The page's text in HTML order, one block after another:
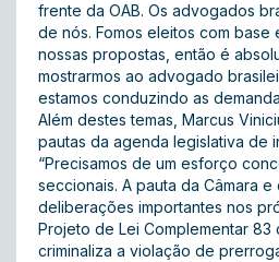
frente da OAB. Os advogados
de nós. Fomos eleitos com base
nossas propostas, então é
mostrarmos ao advogado
estamos conduzindo as
Além destes temas, Marcus
pautas da agenda legislativa de
“Precisamos de um esforço
seccionais. A pauta da Câmara
deliberações importantes nos
Projeto de Lei Complementar 83
criminaliza a violação de